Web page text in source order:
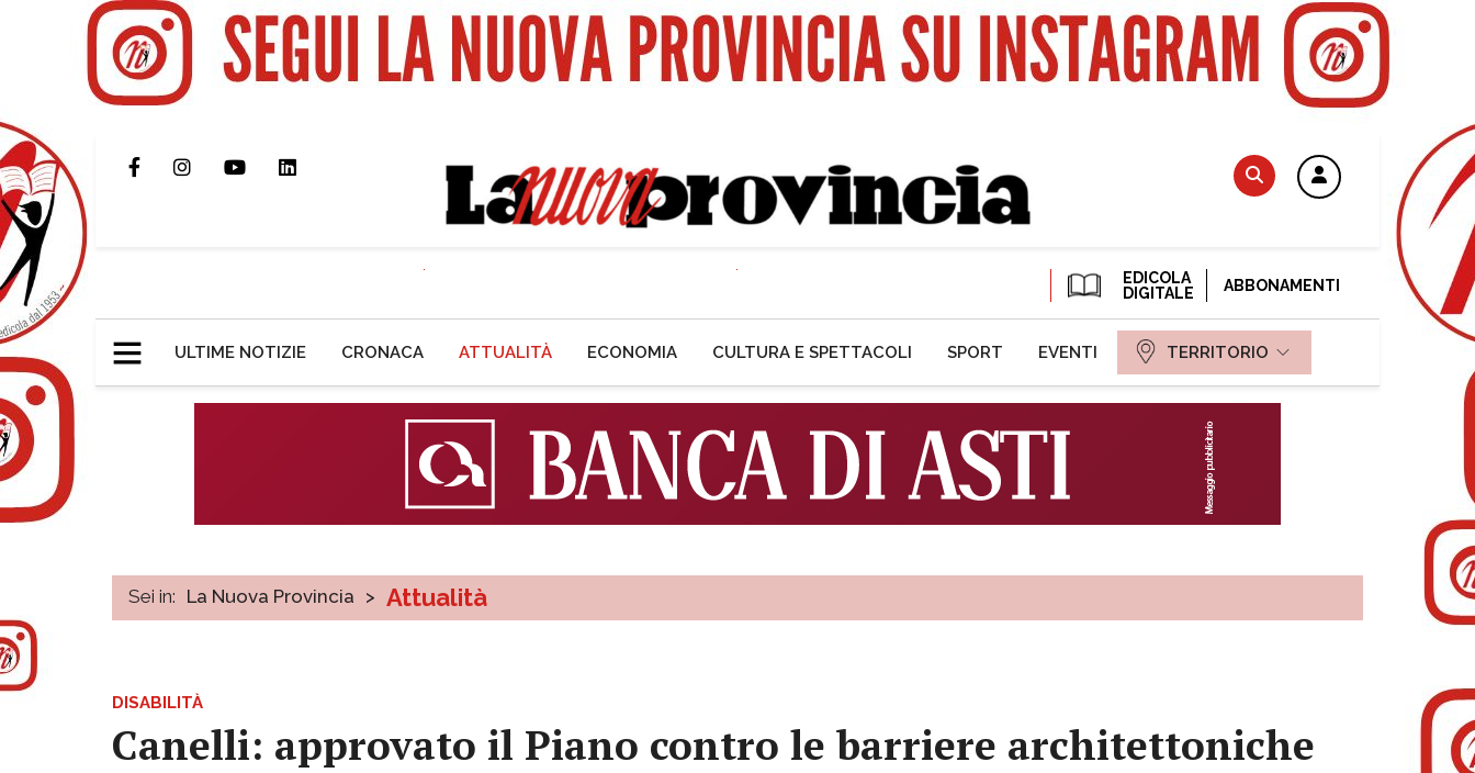
EDICOLA
DIGITALE
ABBONAMENTI
ULTIME NOTIZIE CRONACA ATTUALITÀ ECONOMIA CULTURA E SPETTACOLI SPORT EVENTI TERRITORIO
Sei in: La Nuova Provincia > Attualità
DISABILITÀ
Canelli: approvato il Piano contro le barriere architettoniche